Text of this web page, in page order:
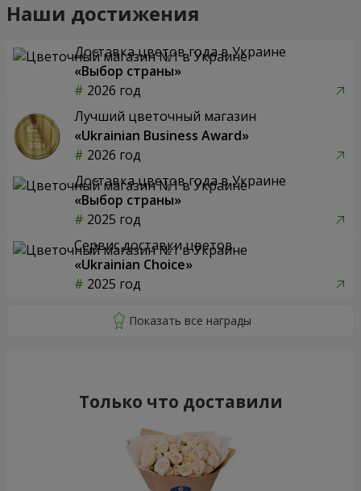
Наши достижения
Доставка цветов года в Украине
«Выбор страны»
2026 год
Лучший цветочный магазин
«Ukrainian Business Award»
2026 год
Доставка цветов года в Украине
«Выбор страны»
2025 год
Сервис доставки цветов
«Ukrainian Choice»
2025 год
Только что доставили